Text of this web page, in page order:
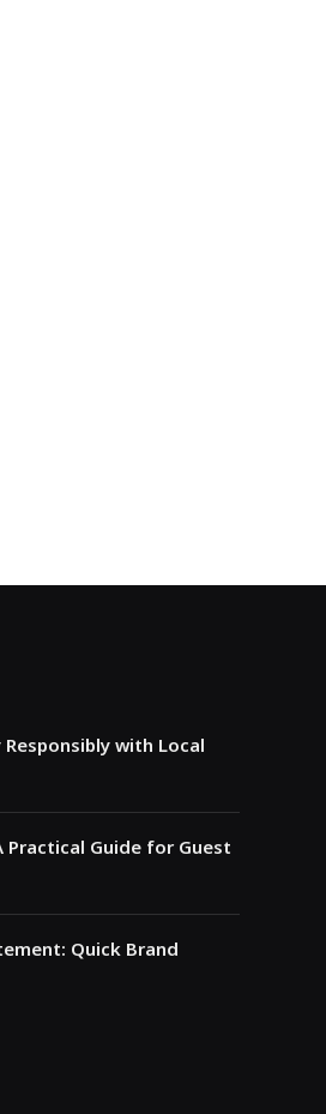
with Local
Practical Guide for Guest
Quick Brand